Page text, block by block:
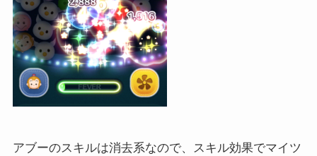
アブーのスキルは消去系なので、スキル効果でマイツ